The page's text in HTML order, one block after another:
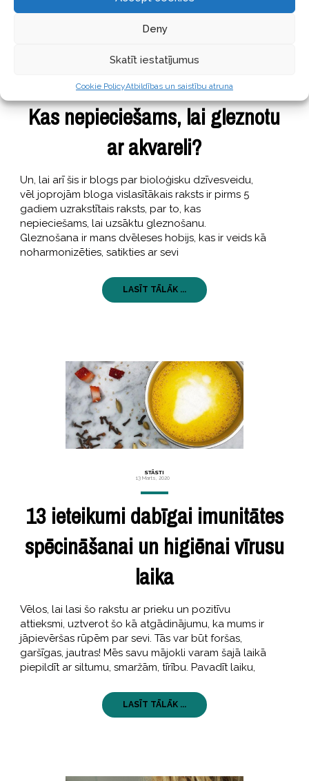
Deny
Skatīt iestatījumus
Cookie PolicyAtbildības un saistību atruna
Kas nepieciešams, lai gleznotu
ar akvareli?
Un, lai arī šis ir blogs par bioloģisku dzīvesveidu,
vēl joprojām bloga vislasītākais raksts ir pirms 5
gadiem uzrakstītais raksts, par to, kas
nepieciešams, lai uzsāktu gleznošanu.
Gleznošana ir mans dvēleses hobijs, kas ir veids kā
noharmonizēties, satikties ar sevi
LASĪT TĀLĀK ...
STĀSTI
13 Marts, 2020
13 ieteikumi dabīgai imunitātes
spēcināšanai un higiēnai vīrusu
laika
Vēlos, lai lasi šo rakstu ar prieku un pozitīvu
attieksmi, uztverot šo kā atgādinājumu, ka mums ir
jāpievēršas rūpēm par sevi. Tās var būt foršas,
garšīgas, jautras! Mēs savu mājokli varam šajā laikā
piepildīt ar siltumu, smaržām, tīrību. Pavadīt laiku,
LASĪT TĀLĀK ...